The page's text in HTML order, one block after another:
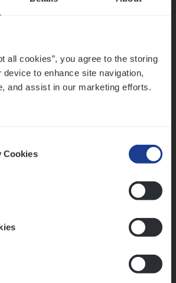
all cookies”, you agree to the storing
to enhance site navigation,
and assist in our marketing efforts.
Cookies